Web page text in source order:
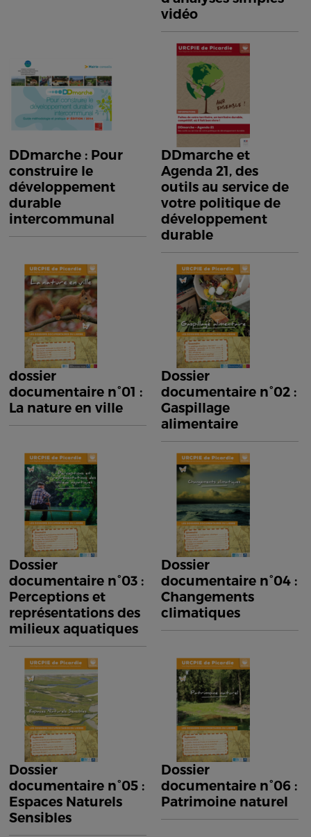
vidéo
DDmarche : Pour
construire le
développement
durable
intercommunal
DDmarche et
Agenda 21, des
outils au service de
votre politique de
développement
durable
dossier
documentaire n°01 :
La nature en ville
Dossier
documentaire n°02 :
Gaspillage
alimentaire
Dossier
documentaire n°03 :
Perceptions et
représentations des
milieux aquatiques
Dossier
documentaire n°04 :
Changements
climatiques
Dossier
documentaire n°05 :
Espaces Naturels
Sensibles
Dossier
documentaire n°06 :
Patrimoine naturel